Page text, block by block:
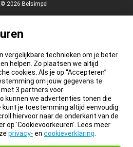
© 2026 Belsimpel
vergelijkbare technieken om je beter
helpen. Zo plaatsen we altijd
cookies. Als je op “Accepteren”
om jouw gegevens te
3 partners voor
kunnen we advertenties tonen die
kunt je toestemming altijd eenvoudig
hiervoor naar de onderkant van de
op 'Cookievoorkeuren'. Lees meer
privacy- en cookieverklaring